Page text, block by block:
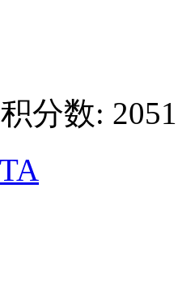
积分数: 2051